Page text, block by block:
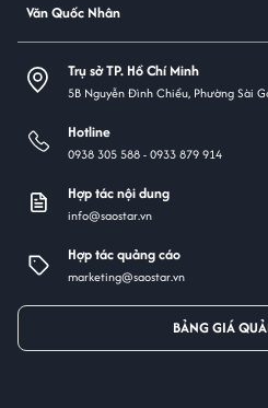
Văn Quốc Nhân
Trụ sở TP. Hồ Chí Minh
5B Nguyễn Đình Chiểu, Phường Sài
Hotline
0938 305 588 -0933 879 914
Hợp tác nội dung
info@saostar.vn
Hợp tác quảng cáo
marketing@saostar.vn
BẢNG GIÁ